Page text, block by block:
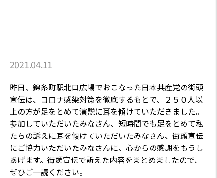
2021.04.11
昨日、錦糸町駅北口広場でおこなった日本共産党の街頭
宣伝は、コロナ感染対策を徹底するもとで、２５０人以
上の方が足をとめて演説に耳を傾けていただきました。
参加していただいたみなさん、短時間でも足をとめて私
たちの訴えに耳を傾けていただいたみなさん、街頭宣伝
にご協力いただいたみなさんに、心からの感謝をもうし
あげます。街頭宣伝で訴えた内容をまとめましたので、
ぜひご一読ください。